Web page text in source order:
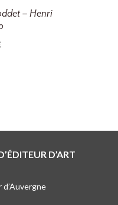
– Henri
D’ART
d’Auvergne